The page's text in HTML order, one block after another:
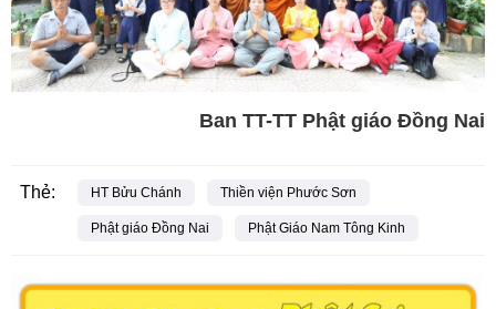
Ban TT-TT Phật giáo Đồng Nai
Thẻ: HT Bửu Chánh Thiền viện Phước Sơn
Phật giáo Đồng Nai Phật Giáo Nam Tông Kinh